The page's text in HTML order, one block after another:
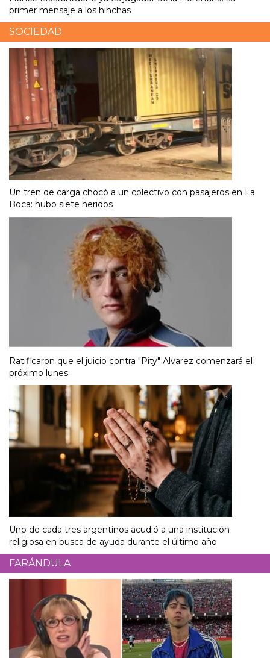
primer mensaje a los hinchas
SOCIEDAD
Un tren de carga chocó a un colectivo con pasajeros en La
Boca: hubo siete heridos
Ratificaron que el juicio contra "Pity" Alvarez comenzará el
próximo lunes
Uno de cada tres argentinos acudió a una institución
religiosa en busca de ayuda durante el último año
FARÁNDULA